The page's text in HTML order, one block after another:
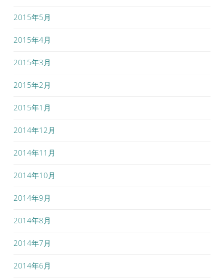
2015年5月
2015年4月
2015年3月
2015年2月
2015年1月
2014年12月
2014年11月
2014年10月
2014年9月
2014年8月
2014年7月
2014年6月